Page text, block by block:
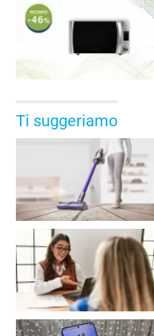
Ti suggeriamo